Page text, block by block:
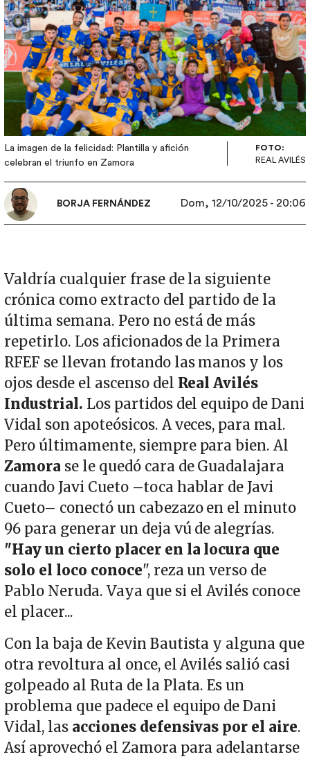
La imagen de la felicidad: Plantilla y afición
celebran el triunfo en Zamora
FOTO:
REAL AVILÉS
BORJA FERNÁNDEZ Dom, 12/10/2025 - 20:06
Valdría cualquier frase de la siguiente
crónica como extracto del partido de la
última semana. Pero no está de más
repetirlo. Los aficionados de la Primera
RFEF se llevan frotando las manos y los
ojos desde el ascenso del Real Avilés
Industrial. Los partidos del equipo de Dani
Vidal son apoteósicos. A veces, para mal.
Pero últimamente, siempre para bien. Al
Zamora se le quedó cara de Guadalajara
cuando Javi Cueto –toca hablar de Javi
Cueto– conectó un cabezazo en el minuto
96 para generar un deja vú de alegrías.
"Hay un cierto placer en la locura que
solo el loco conoce", reza un verso de
Pablo Neruda. Vaya que si el Avilés conoce
el placer...
Con la baja de Kevin Bautista y alguna que
otra revoltura al once, el Avilés salió casi
golpeado al Ruta de la Plata. Es un
problema que padece el equipo de Dani
Vidal, las acciones defensivas por el aire.
Así aprovechó el Zamora para adelantarse